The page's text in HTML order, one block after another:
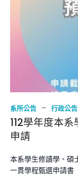
系所公告 – 行政公告
112學年度本
申請
本系學生修讀學、碩
一貫學程甄選申請書